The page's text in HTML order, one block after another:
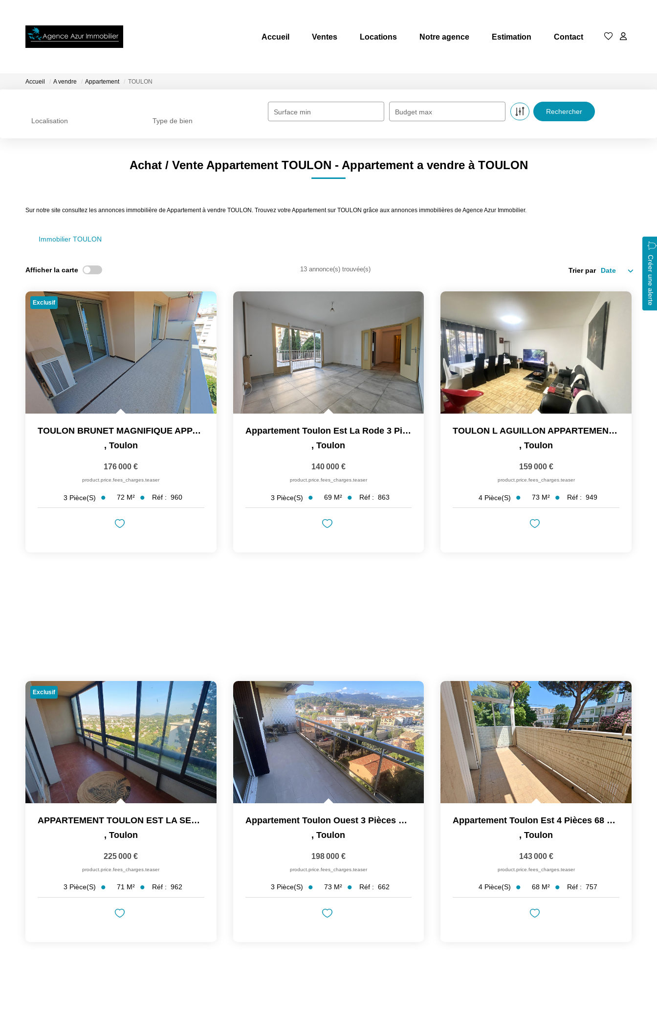
Accueil Ventes Locations Notre agence Estimation Contact
Accueil A vendre Appartement TOULON
Localisation Type de bien
Surface min Budget max
Achat / Vente Appartement TOULON - Appartement a vendre à TOULON
Sur notre site consultez les annonces immobilière de Appartement à vendre TOULON. Trouvez votre Appartement sur TOULON grâce aux annonces immobilières de Agence Azur Immobilier.
Immobilier TOULON
Créer une alerte
Afficher la carte 13 annonce(s) trouvée(s) Trier par
Exclusif
TOULON BRUNET MAGNIFIQUE APPARTEMENT T3 72 M2 EN RESIDENCE...
, Toulon
176 000 €
product.price.fees_charges.teaser
3 Pièce(s) 72 M² Réf : 960
Appartement Toulon Est La Rode 3 Pièces 69 M2
,Toulon
140 000 €
product.price.fees_charges.teaser
3 Pièce(s) 69 M² Réf : 863
TOULON L AGUILLON APPARTEMENT T4 TRAVERSANT DE 73M² 3...
,Toulon
159 000 €
product.price.fees_charges.teaser
4 Pièce(s) 73 M² Réf : 949
Exclusif
APPARTEMENT TOULON EST LA SERINETTE . Exclusivité !!! . 3...
, Toulon
225 000 €
product.price.fees_charges.teaser
3 Pièce(s) 71 M² Réf : 962
Appartement Toulon Ouest 3 Pièces 73 M2 Avec Grande...
,Toulon
198 000 €
product.price.fees_charges.teaser
3 Pièce(s) 73 M² Réf : 662
Appartement Toulon Est 4 Pièces 68 M2 Avec Balcon,...
,Toulon
143 000 €
product.price.fees_charges.teaser
4 Pièce(s) 68 M² Réf : 757